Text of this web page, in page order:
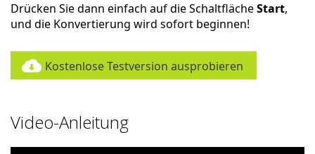
Drücken Sie dann einfach auf die SchaltflächeStart,
und die Konvertierung wird sofort beginnen!
Kostenlose Testversion ausprobieren
Video-Anleitung